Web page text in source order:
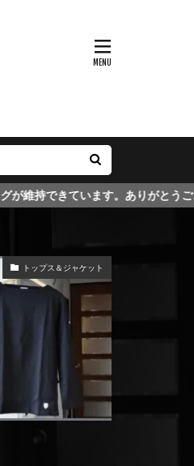
ありがとうございます。
トップス＆ジャケット